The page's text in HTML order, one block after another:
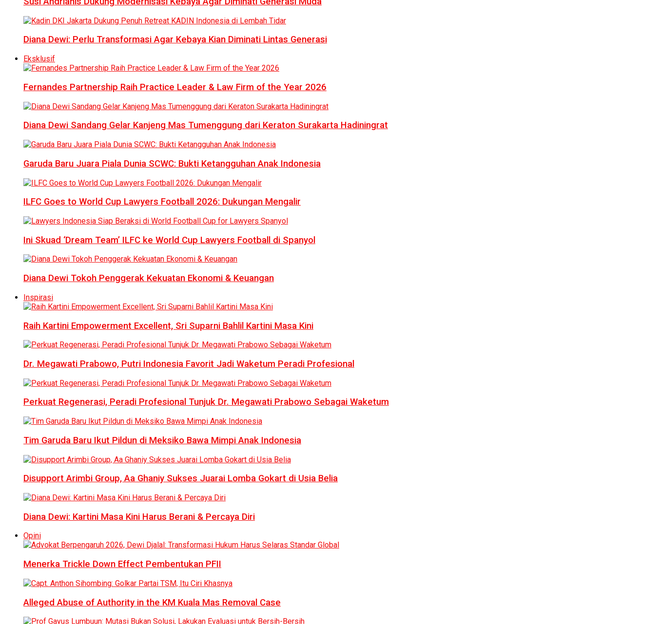
Diana Dewi: Perlu Transformasi Agar Kebaya Kian Diminati Lintas Generasi
Eksklusif
Fernandes Partnership Raih Practice Leader & Law Firm of the Year 2026
Diana Dewi Sandang Gelar Kanjeng Mas Tumenggung dari Keraton Surakarta Hadiningrat
Garuda Baru Juara Piala Dunia SCWC: Bukti Ketangguhan Anak Indonesia
ILFC Goes to World Cup Lawyers Football 2026: Dukungan Mengalir
Ini Skuad ‘Dream Team’ ILFC ke World Cup Lawyers Football di Spanyol
Diana Dewi Tokoh Penggerak Kekuatan Ekonomi & Keuangan
Inspirasi
Raih Kartini Empowerment Excellent, Sri Suparni Bahlil Kartini Masa Kini
Dr. Megawati Prabowo, Putri Indonesia Favorit Jadi Waketum Peradi Profesional
Perkuat Regenerasi, Peradi Profesional Tunjuk Dr. Megawati Prabowo Sebagai Waketum
Tim Garuda Baru Ikut Pildun di Meksiko Bawa Mimpi Anak Indonesia
Disupport Arimbi Group, Aa Ghaniy Sukses Juarai Lomba Gokart di Usia Belia
Diana Dewi: Kartini Masa Kini Harus Berani & Percaya Diri
Opini
Menerka Trickle Down Effect Pembentukan PFII
Alleged Abuse of Authority in the KM Kuala Mas Removal Case